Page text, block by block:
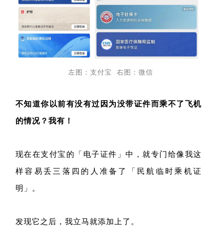
左图：支付宝 右图：微信
不知道你以前有没有过因为没带证件而乘不了飞机
的情况？我有！
现在在支付宝的「电子证件」中，就专门给像我这
样容易丢三落四的人准备了「民航临时乘机证
明」。
发现它之后，我立马就添加上了。